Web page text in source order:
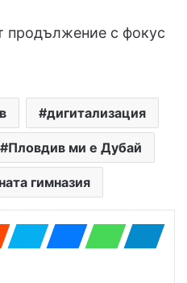
продължение с фокус
дигитализация
Пловдив ми е Дубай
гимназия